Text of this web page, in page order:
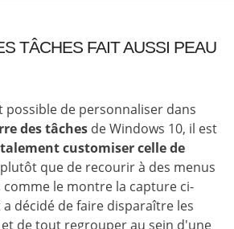
TÂCHES FAIT AUSSI PEAU
possible de personnaliser dans
des tâches de Windows 10, il est
customiser celle de
que de recourir à des menus
comme le montre la capture ci-
décidé de faire disparaître les
et de tout regrouper au sein d'une